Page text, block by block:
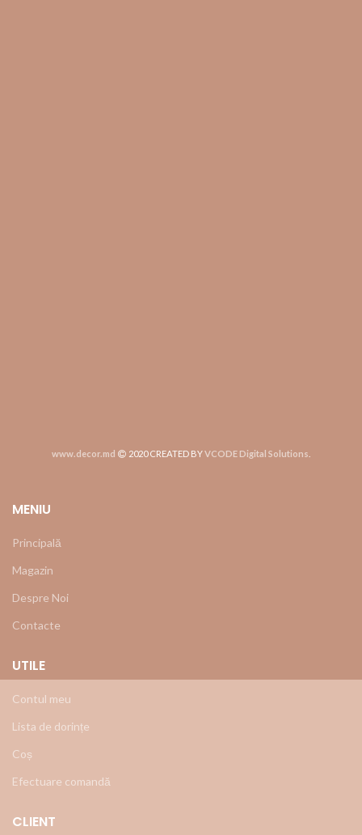
www.decor.md 2020 CREATED BYVCODE Digital Solutions
MENIU
Principală
Magazin
Despre Noi
Contacte
UTILE
Contul meu
Lista de dorințe
Coș
Efectuare comandă
CLIENT